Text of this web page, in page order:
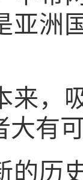
亚洲
，吸
大有
历史